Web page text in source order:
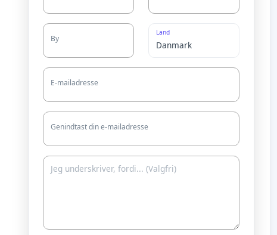
By
Land
E-mailadresse
Genindtast din e-mailadresse